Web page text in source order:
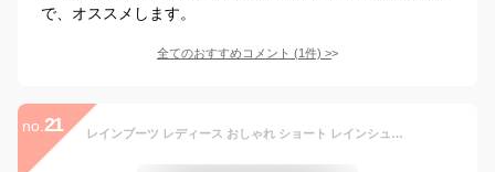
で、オススメします。
全てのおすすめコメント (1件) >
no. 21 レインブーツ レディース おしゃれ ショート レインシューズ レディース 軽い ショートブーツ 春 ブーツ レディース 歩きやすい 長靴 雨靴 防滑 靴 防水 ぺたんこ くしゅくしゅ 黒 ブラウン ベージュ 3678